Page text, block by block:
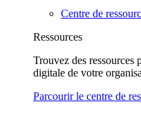
Centre de
Ressources
Trouvez des ressources
digitale de votre
Parcourir le centre de